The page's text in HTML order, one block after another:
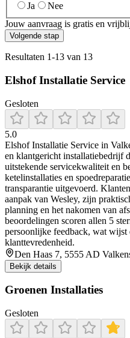
Ja
Nee
Jouw aanvraag is gratis en
Volgende stap
Resultaten 1-13 van 13
Elshof Installatie Service
Gesloten
5.0
Elshof Installatie Service in
en klantgericht installatiebedrijf
uitstekende servicekwaliteit en
ketelinstallaties en
transparantie uitgevoerd.
aanpak van Wesley, zijn
planning en het nakomen van
beoordelingen scoren allen 5
persoonlijke feedback, wat wijst
klanttevredenheid.
Den Haas 7, 5555 AD
Bekijk details
Groenen Installaties
Gesloten